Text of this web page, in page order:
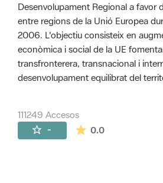
Desenvolupament Regional a favor
entre regions de la Unió Europea
2006. L'objectiu consisteix en
econòmica i social de la UE
transfronterera, transnacional i
desenvolupament equilibrat del
111249 Accesos
- 0.0La valoración